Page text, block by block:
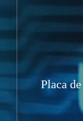
Placa